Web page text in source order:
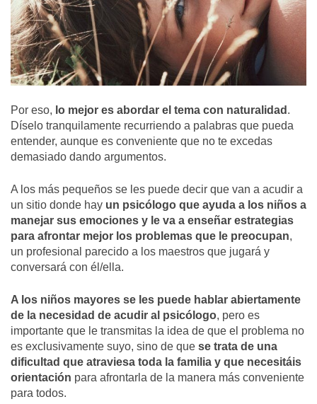
Por eso, lo mejor es abordar el tema con naturalidad.
Díselo tranquilamente recurriendo a palabras que pueda
entender, aunque es conveniente que no te excedas
demasiado dando argumentos.
A los más pequeños se les puede decir que van a acudir a
un sitio donde hay un psicólogo que ayuda a los niños a
manejar sus emociones y le va a enseñar estrategias
para afrontar mejor los problemas que le preocupan,
un profesional parecido a los maestros que jugará y
conversará con él/ella.
A los niños mayores se les puede hablar abiertamente
de la necesidad de acudir al psicólogo, pero es
importante que le transmitas la idea de que el problema no
es exclusivamente suyo, sino de que se trata de una
dificultad que atraviesa toda la familia y que necesitáis
orientación para afrontarla de la manera más conveniente
para todos.